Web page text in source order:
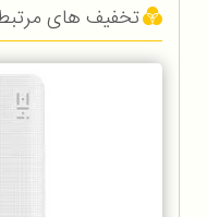
تخفیف های